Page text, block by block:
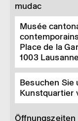
mudac
Musée
Place de la
1003 Lausanne
Besuchen Sie
Kunstquartier
Öffnungszeiten